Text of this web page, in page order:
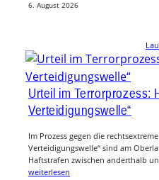
6. August 2026
Urteil im Terrorprozess:
Verteidigungswelle“
Im Prozess gegen die
Verteidigungswelle“ sind am
Haftstrafen zwischen anderthalb
weiterlesen